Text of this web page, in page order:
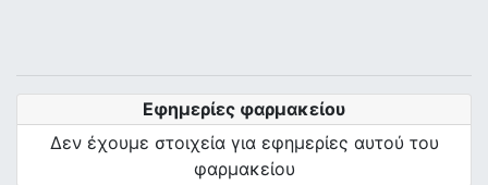
Εφημερίες φαρμακείου
Δεν έχουμε στοιχεία για εφημερίες αυτού του
φαρμακείου